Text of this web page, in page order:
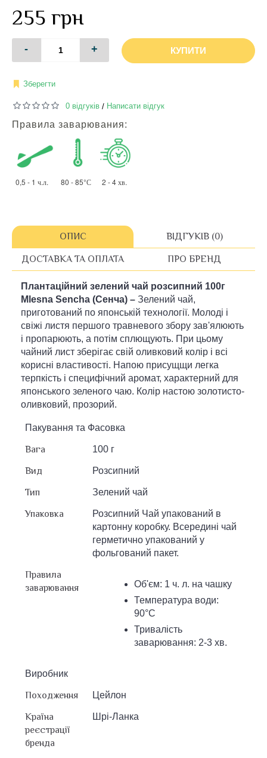
255 грн
- + КУПИТИ
Зберегти
0 відгуків / Написати відгук
Правила заварювания:
0,5 - 1 ч.л. 80 - 85°С 2 - 4 хв.
ОПИС ВІДГУКІВ (0)
ДОСТАВКА ТА ОПЛАТА ПРО БРЕНД
Плантаційний зелений чай розсипний 100г
Mlesna Sencha (Сенча) – Зелений чай,
приготований по японській технології. Молоді і
свіжі листя першого травневого збору зав'ялюють
і пропарюють, а потім сплющують. При цьому
чайний лист зберігає свій оливковий колір і всі
корисні властивості. Напою присущщи легка
терпкість і специфічний аромат, характерний для
японського зеленого чаю. Колір настою золотисто-
оливковий, прозорий.
Пакування та Фасовка
Вага 100 г
Вид Розсипний
Тип Зелений чай
Упаковка
Розсипний Чай упакований в
картонну коробку. Всередині чай
герметично упакований у
фольгований пакет.
Правила
заварювання
Об'єм: 1 ч. л. на чашку
Температура води:
90°С
Тривалість
заварювання: 2-3 хв.
Виробник
Походження Цейлон
Країна
реєстрації
бренда
Шрі-Ланка